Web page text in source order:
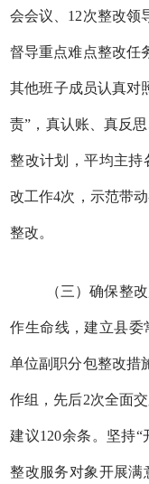
会会议、12次整改领
督导重点难点整改任
其他班子成员认真对
责”，真认账、真反
整改计划，平均主持
改工作4次，示范带
整改。
（三）确保整
作生命线，建立县委
单位副职分包整改措
作组，先后2次全面
建议120余条。坚持
整改服务对象开展满